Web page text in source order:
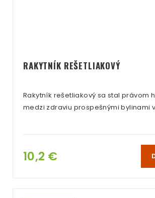
RAKYTNÍK REŠETLIAKOVÝ
Rakytník rešetliakový sa stal právom
medzi zdraviu prospešnými bylinami
10,2 €